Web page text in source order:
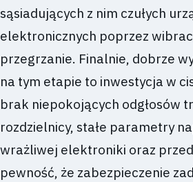
sąsiadujących z nim czułych
elektronicznych poprzez
przegrzanie. Finalnie, dobrze
na tym etapie to inwestycja w
brak niepokojących odgłosów
rozdzielnicy, stałe parametry
wrażliwej elektroniki oraz
pewność, że zabezpieczenie